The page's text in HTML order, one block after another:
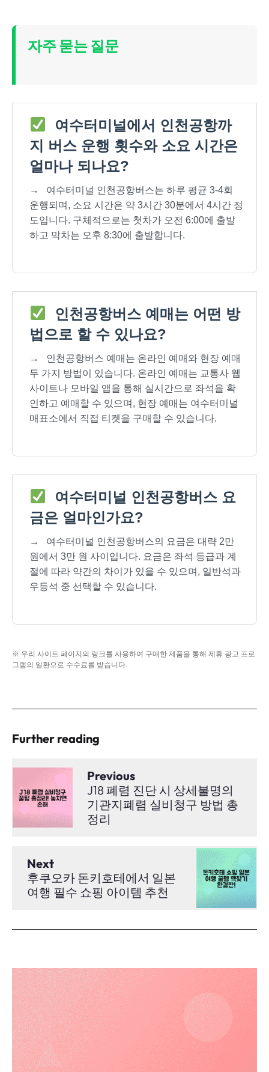
자주 묻는 질문
여수터미널에서 인천공항까
지 버스 운행 횟수와 소요 시간은
얼마나 되나요?
→
여수터미널 인천공항버스는 하루 평균 3-4회
운행되며, 소요 시간은 약 3시간 30분에서 4시간 정
도입니다. 구체적으로는 첫차가 오전 6:00에 출발
하고 막차는 오후 8:30에 출발합니다.
인천공항버스 예매는 어떤 방
법으로 할 수 있나요?
→
인천공항버스 예매는 온라인 예매와 현장 예매
두 가지 방법이 있습니다. 온라인 예매는 교통사 웹
사이트나 모바일 앱을 통해 실시간으로 좌석을 확
인하고 예매할 수 있으며, 현장 예매는 여수터미널
매표소에서 직접 티켓을 구매할 수 있습니다.
여수터미널 인천공항버스 요
금은 얼마인가요?
→
여수터미널 인천공항버스의 요금은 대략 2만
원에서 3만 원 사이입니다. 요금은 좌석 등급과 계
절에 따라 약간의 차이가 있을 수 있으며, 일반석과
우등석 중 선택할 수 있습니다.
※ 우리 사이트 페이지의 링크를 사용하여 구매한 제품을 통해 제휴 광고 프로
그램의 일환으로 수수료를 받습니다.
Further reading
Previous
J18 폐렴 진단 시 상세불명의
기관지폐렴 실비청구 방법 총
정리
Next
후쿠오카 돈키호테에서 일본
여행 필수 쇼핑 아이템 추천